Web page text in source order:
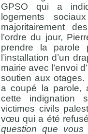
GPSO qui a
logements
majoritairement
l’ordre du jour,
prendre la parole
l’installation d’un
mairie avec l’envoi
soutien aux
a coupé la parole,
cette indignation
victimes civils
vœu qui a été
question que vous